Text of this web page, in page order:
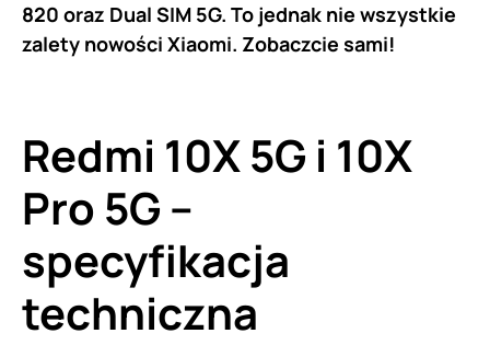
820 oraz Dual SIM 5G. To jednak nie wszystkie
zalety nowości Xiaomi. Zobaczcie sami!
Redmi 10X 5G i 10X
Pro 5G –
specyfikacja
techniczna